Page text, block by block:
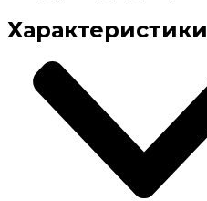
Характеристики